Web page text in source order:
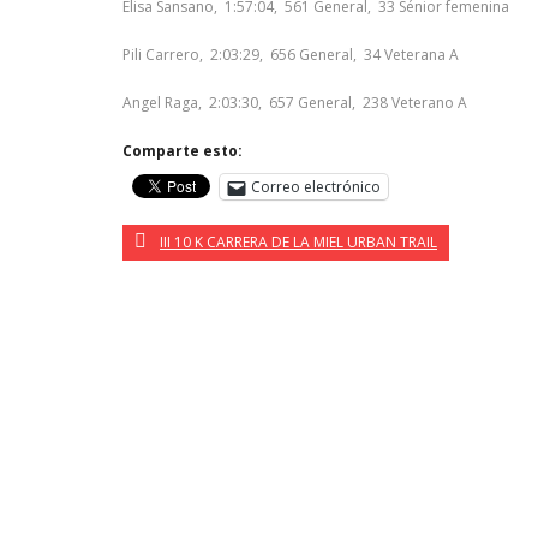
Elisa Sansano, 1:57:04, 561 General, 33 Sénior femenina
Pili Carrero, 2:03:29, 656 General, 34 Veterana A
Angel Raga, 2:03:30, 657 General, 238 Veterano A
Comparte esto:
Correo electrónico
III 10 K CARRERA DE LA MIEL URBAN TRAIL